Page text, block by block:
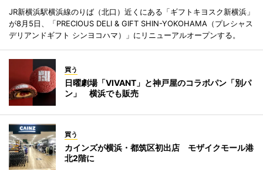
JR新横浜駅横浜線のりば（北口）近くにある「ギフトキヨスク新横浜」
が8月5日、「PRECIOUS DELI & GIFT SHIN-YOKOHAMA（プレシャス
デリアンドギフト シンヨコハマ）」にリニューアルオープンする。
買う
日曜劇場「VIVANT」と神戸屋のコラボパン「別パ
ン」 横浜でも販売
買う
カインズが横浜・都筑区初出店 モザイクモール港
北2階に